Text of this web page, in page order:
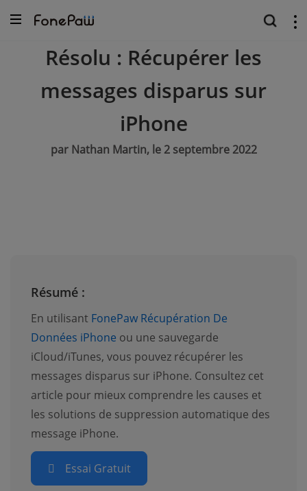
Résolu : Récupérer les
messages disparus sur
iPhone
par Nathan Martin, le 2 septembre 2022
Résumé :
En utilisant FonePaw Récupération De
Données iPhone ou une sauvegarde
iCloud/iTunes, vous pouvez récupérer les
messages disparus sur iPhone. Consultez cet
article pour mieux comprendre les causes et
les solutions de suppression automatique des
message iPhone.
Essai Gratuit